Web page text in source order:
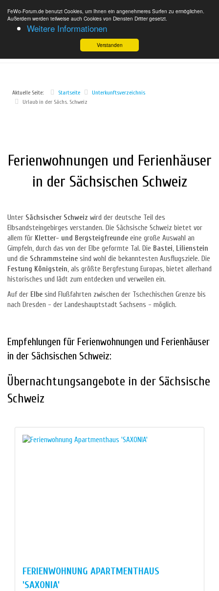
FeWo-Forum.de benutzt Cookies, um Ihnen ein angenehmeres Surfen zu ermöglichen.
Außerdem werden teilweise auch Cookies von Diensten Dritter gesetzt.
Weitere Informationen
Verstanden
Aktuelle Seite: Startseite
Unterkunftsverzeichnis
Urlaub in der Sächs. Schweiz
Ferienwohnungen und Ferienhäuser
in der Sächsischen Schweiz
Unter Sächsischer Schweiz wird der deutsche Teil des
Elbsandsteingebirges verstanden. Die Sächsische Schweiz bietet vor
allem für Kletter- und Bergsteigfreunde eine große Auswahl an
Gimpfeln, durch das von der Elbe geformte Tal. Die Bastei, Lilienstein
und die Schrammsteine sind wohl die bekanntesten Ausflugsziele. Die
Festung Königstein, als größte Bergfestung Europas, bietet allerhand
historisches und lädt zum entdecken und verweilen ein.
Auf der Elbe sind Flußfahrten zwischen der Tschechischen Grenze bis
nach Dresden - der Landeshauptstadt Sachsens - möglich.
Empfehlungen für Ferienwohnungen und Ferienhäuser
in der Sächsischen Schweiz:
Übernachtungsangebote in der Sächsische
Schweiz
FERIENWOHNUNG APARTMENTHAUS
'SAXONIA'